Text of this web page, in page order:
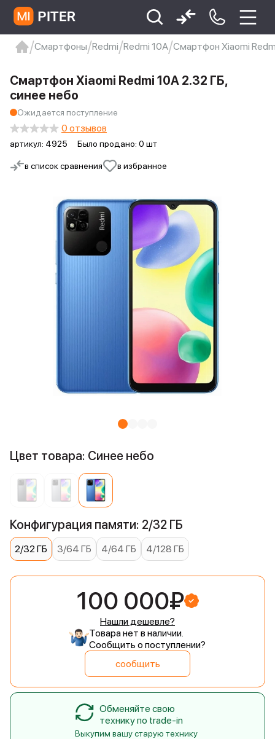
Xiaomi 9 про
xiaomi redmi 12c
Смартфоны Redmi Redmi 10A Смартфон Xiaomi
в список сравнения в избранное
Смартфон Xiaomi Redmi 10A 2.32 ГБ,
синее небо
Ожидается поступление
артикул: 4925 Было продано: 0 шт
0 отзывов
Цвет товара: Синее небо
Конфигурация памяти: 2/32 ГБ
2/32 ГБ 3/64 ГБ 4/64 ГБ 4/128 ГБ
100 000₽
Нашли дешевле?
Товара нет в наличии.
Сообщить о поступлении?
сообщить
Обменяйте свою
технику по trade-in
Выкупим вашу старую технику